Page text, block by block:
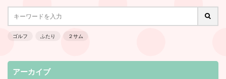
ゴルフ ふたり ２サム
アーカイブ